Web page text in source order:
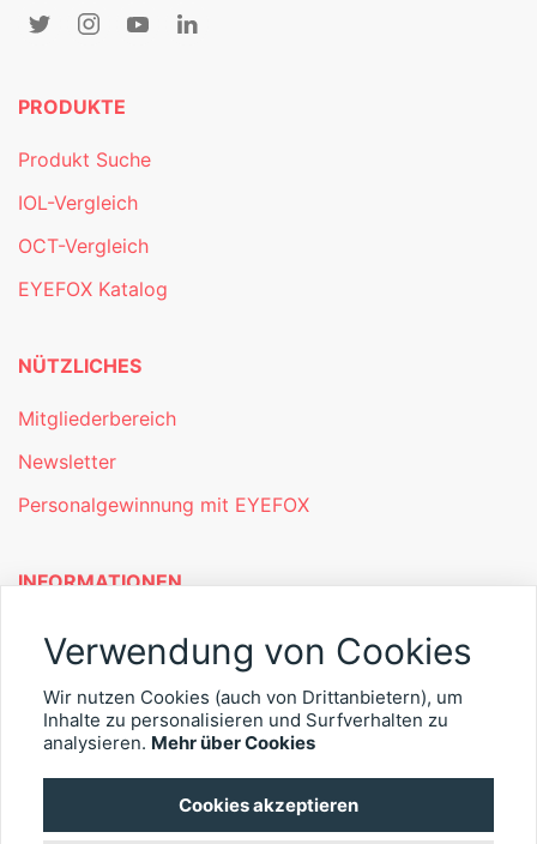
PRODUKTE
Produkt Suche
IOL-Vergleich
OCT-Vergleich
EYEFOX Katalog
NÜTZLICHES
Mitgliederbereich
Newsletter
Personalgewinnung mit EYEFOX
INFORMATIONEN
Was ist EYEFOX – Ihre Möglichkeiten
Kontakt
Verwendung von Cookies
Wir nutzen Cookies (auch von Drittanbietern), um
Inhalte zu personalisieren und Surfverhalten zu
analysieren. Mehr über Cookies
Cookies akzeptieren